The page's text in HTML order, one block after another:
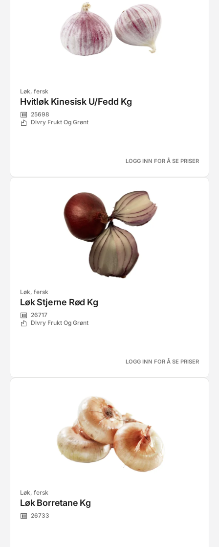
Løk, fersk
Hvitløk Kinesisk U/Fedd Kg
25698
Dlvry Frukt Og Grønt
LOGG INN FOR Å SE PRISER
Løk, fersk
Løk Stjerne Rød Kg
26717
Dlvry Frukt Og Grønt
LOGG INN FOR Å SE PRISER
Løk, fersk
Løk Borretane Kg
26733